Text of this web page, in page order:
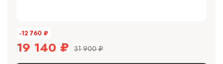
-12 760 ₽
19 140 ₽ 31 900 ₽